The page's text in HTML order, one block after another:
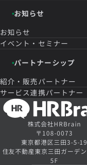
お知らせ
お知らせ
イベント・セミナー
パートナーシップ
紹介・販売パートナー
サービス連携パートナー
株式会社HRBrain
〒108-0073
東京都港区三田3-5-19
住友不動産東京三田ガーデ
5F